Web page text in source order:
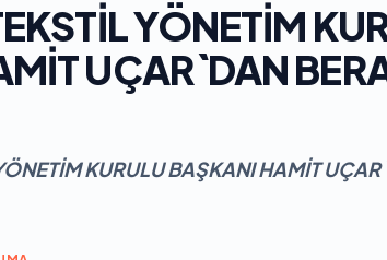
YÖNETİM
UÇAR`DAN
KURULU BAŞKANI HAMİT